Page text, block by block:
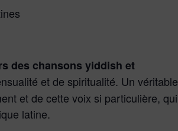
des chansons yiddish et
et de spiritualité. Un véritable
et de cette voix si particulière, qui
latine.